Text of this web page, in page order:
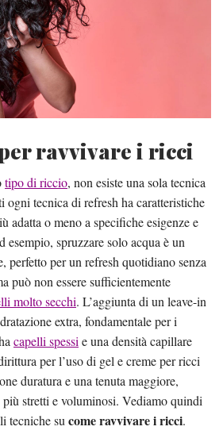
ravvivare i ricci
tipo di riccio, non esiste una sola tecnica
tecnica di refresh ha caratteristiche
adatta o meno a specifiche esigenze e
esempio, spruzzare solo acqua è un
perfetto per un refresh quotidiano senza
può non essere sufficientemente
molto secchi. L’aggiunta di un leave-in
extra, fondamentale per i
capelli spessie una densità capillare
per l’uso di gel e creme per ricci
duratura e una tenuta maggiore,
stretti e voluminosi. Vediamo quindi
tecniche sucome ravvivare i ricci.